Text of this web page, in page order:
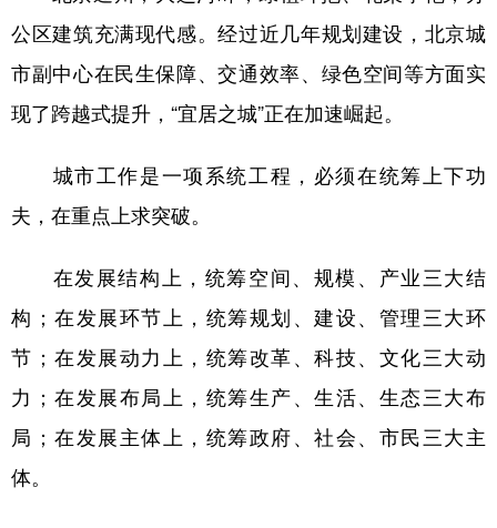
山东 河南 湖北 湖南
广东 广西 海南 重庆
四川 贵州 云南
陕西 宁夏
新疆 内蒙古
多语种频道
Русский язык 日本語 한국어
Deutsch Português
公区建筑充满现代感。经过近几年规划建设，北京城
市副中心在民生保障、交通效率、绿色空间等方面实
现了跨越式提升，“宜居之城”正在加速崛起。
城市工作是一项系统工程，必须在统筹上下功
夫，在重点上求突破。
在发展结构上，统筹空间、规模、产业三大结
构；在发展环节上，统筹规划、建设、管理三大环
节；在发展动力上，统筹改革、科技、文化三大动
力；在发展布局上，统筹生产、生活、生态三大布
局；在发展主体上，统筹政府、社会、市民三大主
体。